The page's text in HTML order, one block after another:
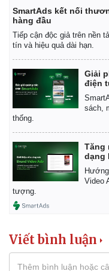
SmartAds kết nối
hàng đầu
Tiếp cận độc giả trên nền
tín và hiệu quả dài hạn.
Giải
điện
sách,
thống.
Tăng
dạng
Video
tượng.
Viết bình luận